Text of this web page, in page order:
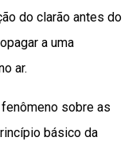
do clarão antes do
a uma
ar.
sobre as
básico da